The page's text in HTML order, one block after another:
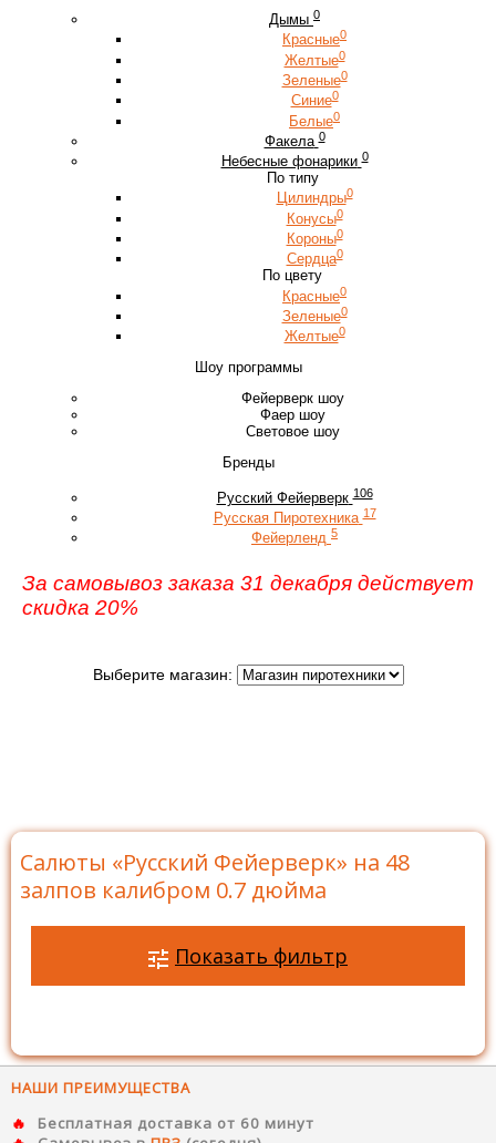
Дымы 0
Красные0
Желтые0
Зеленые0
Синие0
Белые0
Факела 0
Небесные фонарики 0
По типу
Цилиндры0
Конусы0
Короны0
Сердца0
По цвету
Красные0
Зеленые0
Желтые0
Шоу программы
Фейерверк шоу
Фаер шоу
Световое шоу
Бренды
Русский Фейерверк 106
Русская Пиротехника 17
Фейерленд 5
За самовывоз заказа 31 декабря действует
скидка 20%
Выберите магазин:
Салюты «Русский Фейерверк» на 48
залпов калибром 0.7 дюйма
Показать фильтр
НАШИ ПРЕИМУЩЕСТВА
Бесплатная доставка от 60 минут